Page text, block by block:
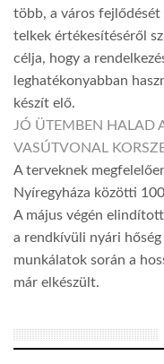
több, a város
telkek értékesítéséről
célja, hogy a
leghatékonyabban
készít elő.
JÓ ÜTEMBEN HALAD
VASÚTVONAL
A terveknek
Nyíregyháza közötti
A május végén
a rendkívüli nyári
munkálatok során a
már elkészült.